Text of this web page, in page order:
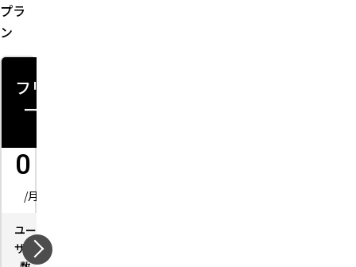
プラ
ン
フリ
ー
0
/月
ユー
ザー